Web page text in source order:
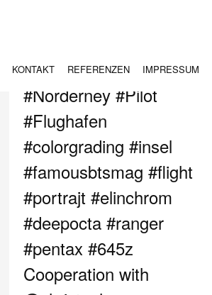
KONTAKT REFERENZEN IMPRESSUM
#Norderney #Pilot
#Flughafen
#colorgrading #insel
#famousbtsmag #flight
#portrajt #elinchrom
#deepocta #ranger
#pentax #645z
Cooperation with